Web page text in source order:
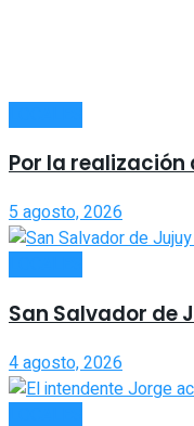
Por la realización
5 agosto, 2026
San Salvador de
4 agosto, 2026